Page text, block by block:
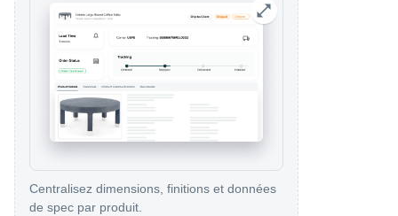
Centralisez dimensions, finitions et données
de spec par produit.